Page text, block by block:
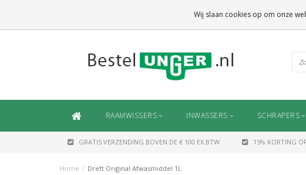
RAAMWISSERS INWASSERS SCHRAPERS
GRATIS VERZENDING BOVEN DE € 100 EX.BTW 15% KORTING
Home / Dreft Original Afwasmiddel 1L
Wij slaan cookies op om onze